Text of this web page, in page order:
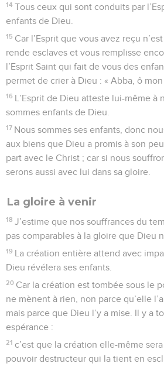
14 Tous ceux qui sont conduits par
enfants de Dieu.
15 Car l’Esprit que vous avez reçu
rende esclaves et vous remplisse
l’Esprit Saint qui fait de vous des
permet de crier à Dieu : « Abba, ô mon
16 L’Esprit de Dieu atteste lui-même à
sommes enfants de Dieu.
17 Nous sommes ses enfants, donc
aux biens que Dieu a promis à son
part avec le Christ ; car si nous
serons aussi avec lui dans sa gloire.
La gloire à venir
18 J’estime que nos souffrances du
pas comparables à la gloire que Dieu
19 La création entière attend avec
Dieu révélera ses enfants.
20 Car la création est tombée sous le
ne mènent à rien, non parce qu’elle
mais parce que Dieu l’y a mise. Il y a
espérance :
21 c’est que la création elle-même
pouvoir destructeur qui la tient en